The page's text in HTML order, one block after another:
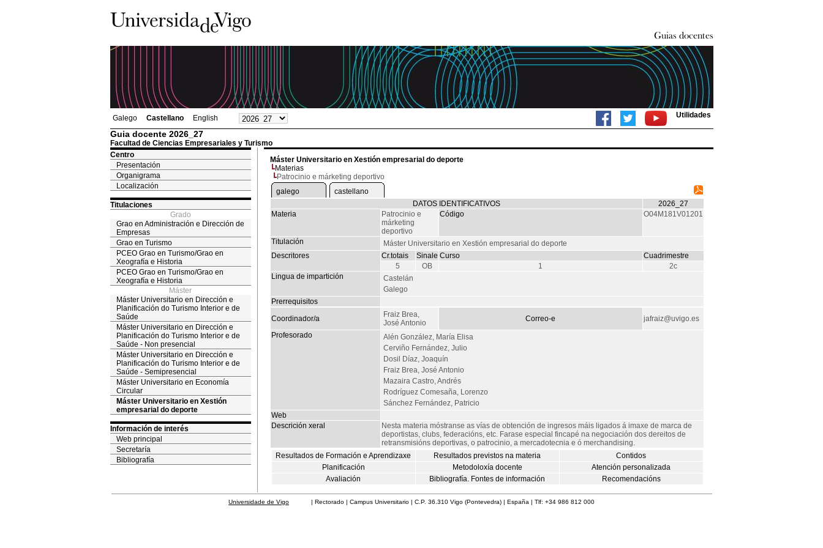
Galego Castellano English Utilidades
Guia docente 2026_27
Facultad de Ciencias Empresariales y Turismo
Centro
Presentación
Organigrama
Localización
Titulaciones
Grado
Grao en Administración e Dirección de
Empresas
Grao en Turismo
PCEO Grao en Turismo/Grao en
Xeografía e Historia
PCEO Grao en Turismo/Grao en
Xeografía e Historia
Máster
Máster Universitario en Dirección e
Planificación do Turismo Interior e de
Saúde
Máster Universitario en Dirección e
Planificación do Turismo Interior e de
Saúde - Non presencial
Máster Universitario en Dirección e
Planificación do Turismo Interior e de
Saúde - Semipresencial
Máster Universitario en Economía
Circular
Máster Universitario en Xestión
empresarial do deporte
Información de interés
Web principal
Secretaría
Bibliografía
Máster Universitario en Xestión empresarial do deporte
Materias
Patrocinio e márketing deportivo
galego
castellano
DATOS IDENTIFICATIVOS
2026_27
Materia
Patrocinio e
márketing
deportivo
Código O04M181V01201
Titulación
Máster Universitario en Xestión empresarial do deporte
Descritores
Cr.totais Sinale Curso
Cuadrimestre
5
OB 1
2c
Lingua de impartición
Castelán
Galego
Prerrequisitos
Coordinador/a
Fraiz Brea,
José Antonio
Correo-e
jafraiz@uvigo.es
Profesorado
Alén González, María Elisa
Cerviño Fernández, Julio
Dosil Díaz, Joaquín
Fraiz Brea, José Antonio
Mazaira Castro, Andrés
Rodríguez Comesaña, Lorenzo
Sánchez Fernández, Patricio
Web
Descrición xeral
Nesta materia móstranse as vías de obtención de ingresos máis ligados á imaxe de marca de
deportistas, clubs, federacións, etc. Farase especial fincapé na negociación dos dereitos de
retransmisións deportivas, o patrocinio, a mercadotecnia e ó merchandising.
Resultados de Formación e Aprendizaxe
Resultados previstos na materia
Contidos
Planificación
Metodoloxía docente
Atención personalizada
Avaliación
Bibliografía. Fontes de información Recomendacións
Universidade de Vigo | Rectorado | Campus Universitario | C.P. 36.310 Vigo (Pontevedra) | España | Tlf: +34 986 812 000